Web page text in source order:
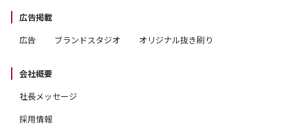
を描いた理由
●フェルメール総力特集その8 フェルメール作品の来日
歴
●フェルメール総力特集その9 フェルメールの故郷を歩
●まだまだあるぞ名画解説（国立西洋美術館・川瀬佑介）
●西洋美術はこのように変化した！
広告掲載
広告
ブランドスタジオ オリジナル抜き刷り
会社概要
社長メッセージ
採用情報